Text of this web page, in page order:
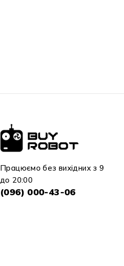
Працюємо без вихідних з 9
до 20:00
(096) 000-43-06